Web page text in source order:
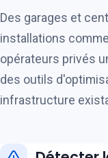
Des garages et
installations
opérateurs privés
des outils
infrastructure